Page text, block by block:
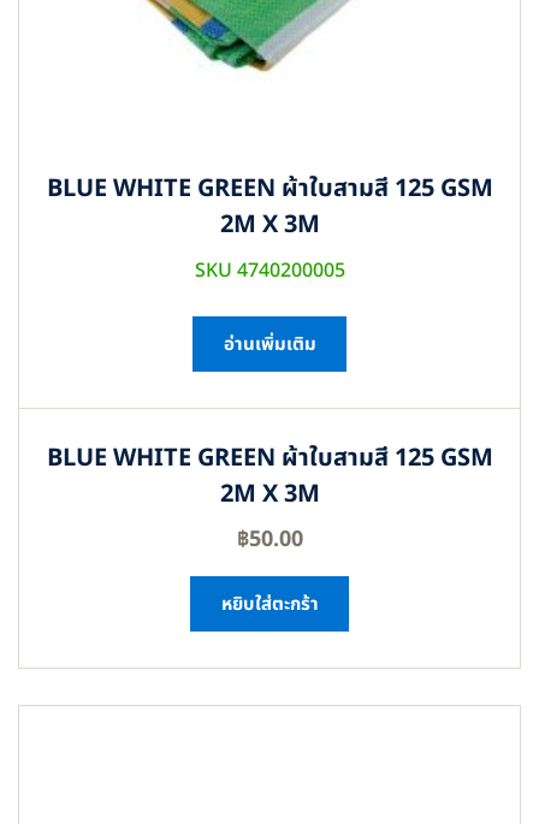
BLUE WHITE GREEN ผ้าใบสามสี 125 GSM
2M X 3M
SKU 4740200005
อ่านเพิ่มเติม
BLUE WHITE GREEN ผ้าใบสามสี 125 GSM
2M X 3M
฿50.00
หยิบใส่ตะกร้า